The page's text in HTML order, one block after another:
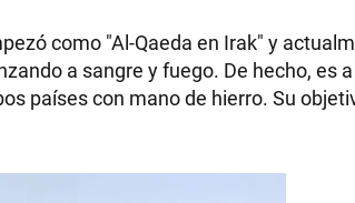
como "Al-Qaeda en Irak" y
a sangre y fuego. De hecho, es
países con mano de hierro. Su